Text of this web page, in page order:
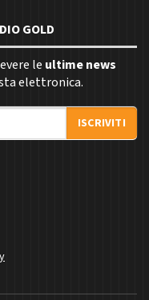
GOLD
le ultime news
elettronica.
ISCRIVITI